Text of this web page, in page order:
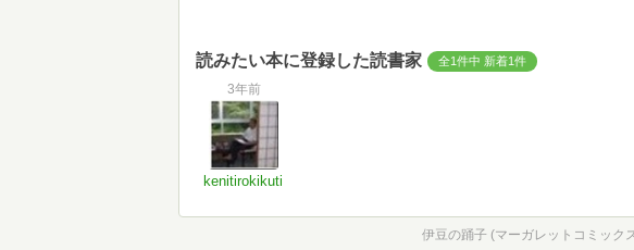
読みたい本に登録した読書家 全1件中 新着1件
3年前
kenitirokikuti
伊豆の踊子 (マーガレットコミック